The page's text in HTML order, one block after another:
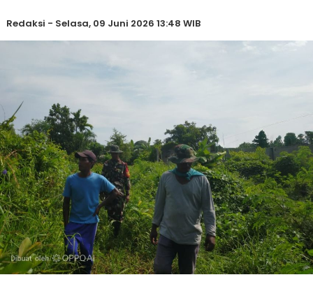
Redaksi - Selasa, 09 Juni 2026 13:48 WIB